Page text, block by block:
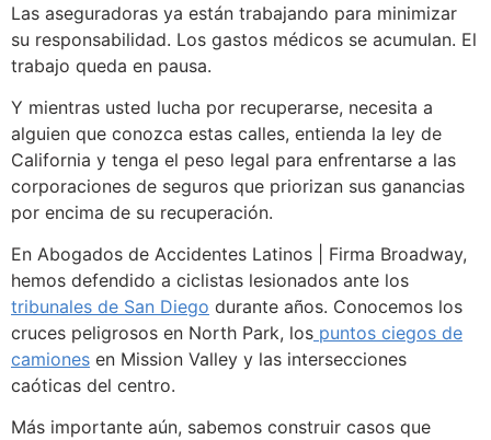
Las aseguradoras ya están trabajando para minimizar
su responsabilidad. Los gastos médicos se acumulan. El
trabajo queda en pausa.
Y mientras usted lucha por recuperarse, necesita a
alguien que conozca estas calles, entienda la ley de
California y tenga el peso legal para enfrentarse a las
corporaciones de seguros que priorizan sus ganancias
por encima de su recuperación.
En Abogados de Accidentes Latinos | Firma Broadway,
hemos defendido a ciclistas lesionados ante los
tribunales de San Diego durante años. Conocemos los
cruces peligrosos en North Park, los puntos ciegos de
camiones en Mission Valley y las intersecciones
caóticas del centro.
Más importante aún, sabemos construir casos que